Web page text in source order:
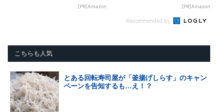
[PR]Amazon [PR]Amazon
Recommended by
こちらも人気
とある回転寿司屋が「釜揚げしらす」のキャン
ペーンを告知するも…え！？